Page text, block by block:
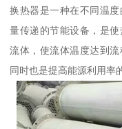
换热器是一种在不同温
量传递的节能设备，是
流体，使流体温度达到
同时也是提高能源利用率